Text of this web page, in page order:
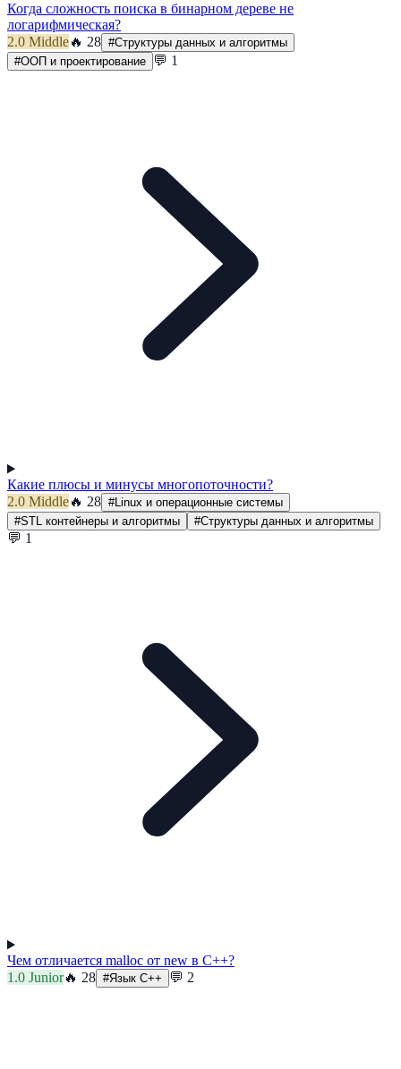
Когда сложность поиска в бинарном дереве не
логарифмическая?
2.0 Middle🔥 28 #Структуры данных и алгоритмы
#ООП и проектирование 💬 1
Какие плюсы и минусы многопоточности?
2.0 Middle🔥 28 #Linux и операционные системы
#STL контейнеры и алгоритмы #Структуры данных и алгоритмы
💬 1
Чем отличается malloc от new в C++?
1.0 Junior🔥 28 #Язык C++ 💬 2